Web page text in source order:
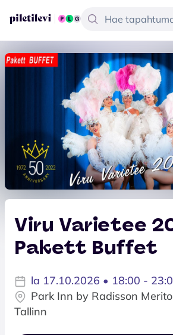
Viru Varietee
Pakett Buffet
la 17.10.2026 • 18:00 -
Park Inn by Radisson
Tallinn